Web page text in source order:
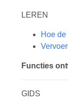
LEREN
Hoe
Functies
GIDS